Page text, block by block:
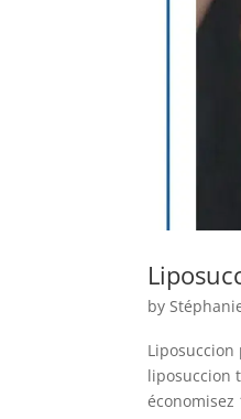
by
Liposuccion
liposuccion